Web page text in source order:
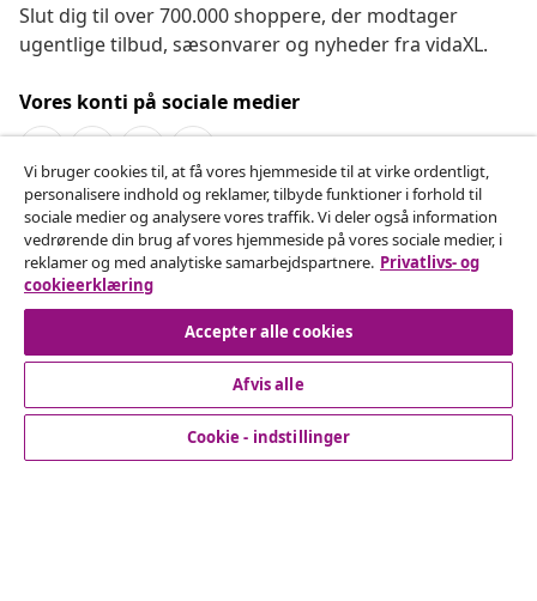
Slut dig til over 700.000 shoppere, der modtager
ugentlige tilbud, sæsonvarer og nyheder fra vidaXL.
Vores konti på sociale medier
Fortryd køb
Indsend en anmodning om at fortryde din ordre.
Fortryd køb
Kundeservice
Vi bruger cookies til, at få vores hjemmeside til at virke ordentligt,
personalisere indhold og reklamer, tilbyde funktioner i forhold til
sociale medier og analysere vores traffik. Vi deler også information
vedrørende din brug af vores hjemmeside på vores sociale medier, i
reklamer og med analytiske samarbejdspartnere. Privatlivs- og
cookieerklæring
Accepter alle cookies
Afvis alle
Cookie - indstillinger